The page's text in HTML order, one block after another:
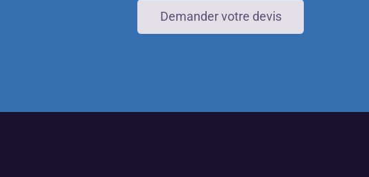
Demander votre devis